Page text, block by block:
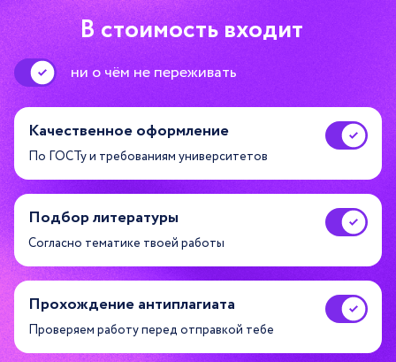
В стоимость входит
ни о чём не переживать
Качественное оформление
По ГОСТу и требованиям университетов
Подбор литературы
Согласно тематике твоей работы
Прохождение антиплагиата
Проверяем работу перед отправкой тебе